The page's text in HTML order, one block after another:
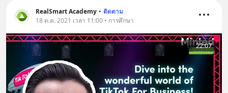
RealSmart Academy • ติดตาม
18 ต.ค. 2021 เวลา 11:00 • การศึกษา
22:07